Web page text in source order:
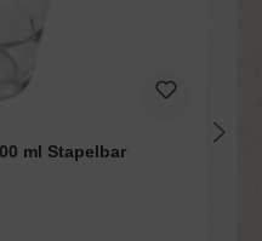
ml Stapelbar